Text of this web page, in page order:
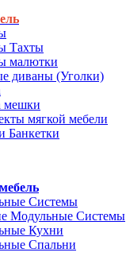
Тахты
малютки
диваны (Уголки)
мешки
мягкой мебели
Банкетки
Системы
Модульные Системы
Кухни
Спальни